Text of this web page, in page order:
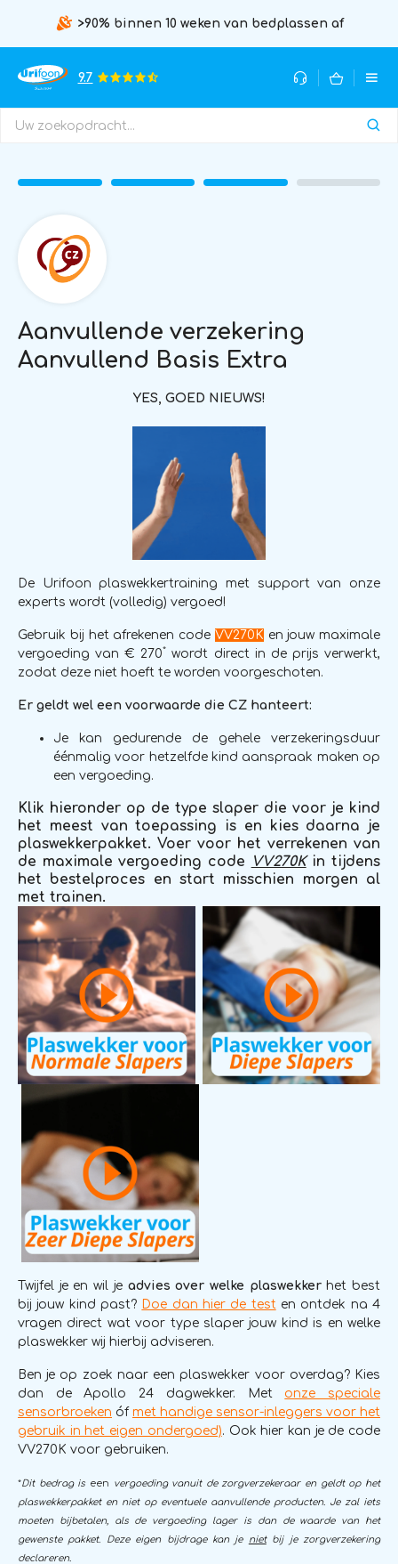
>90% binnen 10 weken van bedplassen af
9.7
Aanvullende verzekering
Aanvullend Basis Extra
YES, GOED NIEUWS!
De Urifoon plaswekkertraining met support van onze
experts wordt (volledig) vergoed!
Gebruik bij het afrekenen code VV270K en jouw maximale
vergoeding van € 270* wordt direct in de prijs verwerkt,
zodat deze niet hoeft te worden voorgeschoten.
Er geldt wel een voorwaarde die CZ hanteert:
Je kan gedurende de gehele verzekeringsduur
éénmalig voor hetzelfde kind aanspraak maken op
een vergoeding.
Klik hieronder op de type slaper die voor je kind
het meest van toepassing is en kies daarna je
plaswekkerpakket. Voer voor het verrekenen van
de maximale vergoeding code
VV270Kin tijdens
het bestelproces en start misschien morgen al
met trainen.
Twijfel je en wil je advies over welke plaswekkerhet best
bij jouw kind past? Doe dan hier de testen ontdek na 4
vragen direct wat voor type slaper jouw kind is en welke
plaswekker wij hierbij adviseren.
Ben je op zoek naar een plaswekker voor overdag? Kies
dan de Apollo 24 dagwekker. Met onze speciale
sensorbroeken óf met handige sensor-inleggers voor het
gebruik in het eigen ondergoed). Ook hier kan je de code
VV270K voor gebruiken.
*Dit bedrag is een
vergoeding vanuit de zorgverzekeraar en geldt op het
plaswekkerpakket en niet op eventuele aanvullende producten. Je zal iets
moeten bijbetalen, als de vergoeding lager is dan de waarde van het
gewenste pakket. Deze eigen bijdrage kan je
nietbij je zorgverzekering
declareren.